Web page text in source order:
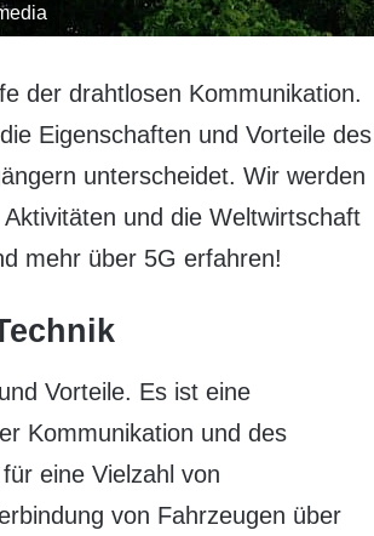
der drahtlosen Kommunikation.
Eigenschaften und Vorteile des
unterscheidet. Wir werden
und die Weltwirtschaft
mehr über 5G erfahren!
Vorteile. Es ist eine
Kommunikation und des
eine Vielzahl von
von Fahrzeugen über